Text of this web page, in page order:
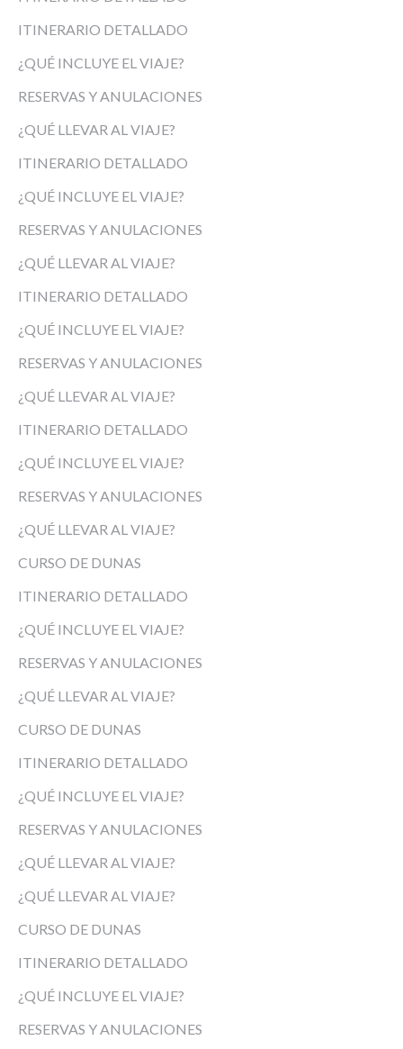
ITINERARIO DETALLADO
¿QUÉ INCLUYE EL VIAJE?
RESERVAS Y ANULACIONES
¿QUÉ LLEVAR AL VIAJE?
ITINERARIO DETALLADO
¿QUÉ INCLUYE EL VIAJE?
RESERVAS Y ANULACIONES
¿QUÉ LLEVAR AL VIAJE?
ITINERARIO DETALLADO
¿QUÉ INCLUYE EL VIAJE?
RESERVAS Y ANULACIONES
¿QUÉ LLEVAR AL VIAJE?
ITINERARIO DETALLADO
¿QUÉ INCLUYE EL VIAJE?
RESERVAS Y ANULACIONES
¿QUÉ LLEVAR AL VIAJE?
CURSO DE DUNAS
ITINERARIO DETALLADO
¿QUÉ INCLUYE EL VIAJE?
RESERVAS Y ANULACIONES
¿QUÉ LLEVAR AL VIAJE?
CURSO DE DUNAS
ITINERARIO DETALLADO
¿QUÉ INCLUYE EL VIAJE?
RESERVAS Y ANULACIONES
¿QUÉ LLEVAR AL VIAJE?
¿QUÉ LLEVAR AL VIAJE?
CURSO DE DUNAS
ITINERARIO DETALLADO
¿QUÉ INCLUYE EL VIAJE?
RESERVAS Y ANULACIONES